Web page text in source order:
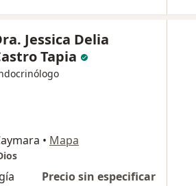
Jessica Delia
Tapia
• Mapa
Precio sin especificar